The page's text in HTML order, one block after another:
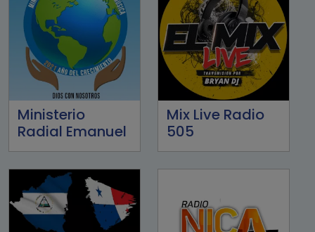
Ministerio
Radial Emanuel
Mix Live Radio
505